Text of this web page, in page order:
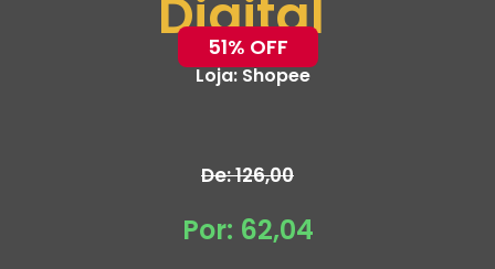
Digital
51% OFF
Loja:Shopee
De: 126,00
Por: 62,04